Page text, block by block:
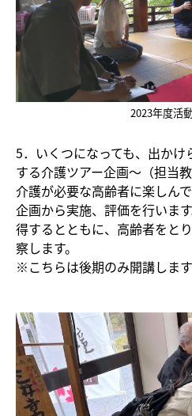
2023年度活
5．いくつになっても、出か
する介護ツアー企画～（担当
介護が必要な高齢者に楽しん
企画から実施、評価を行いま
得するとともに、高齢者をと
察します。
※こちらは後期のみ開講します